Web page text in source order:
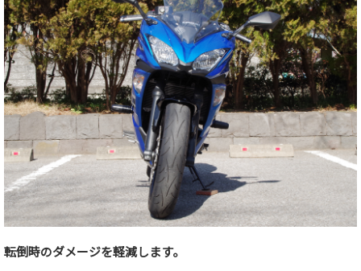
転倒時のダメージを軽減します。